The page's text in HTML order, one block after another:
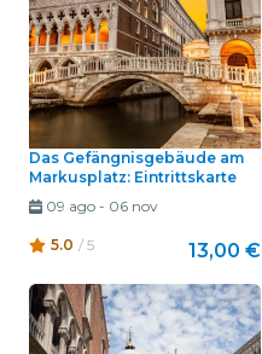
Das Gefängnisgebäude am
Markusplatz: Eintrittskarte
09 ago- 06 nov
5.0 / 5 13,00 €